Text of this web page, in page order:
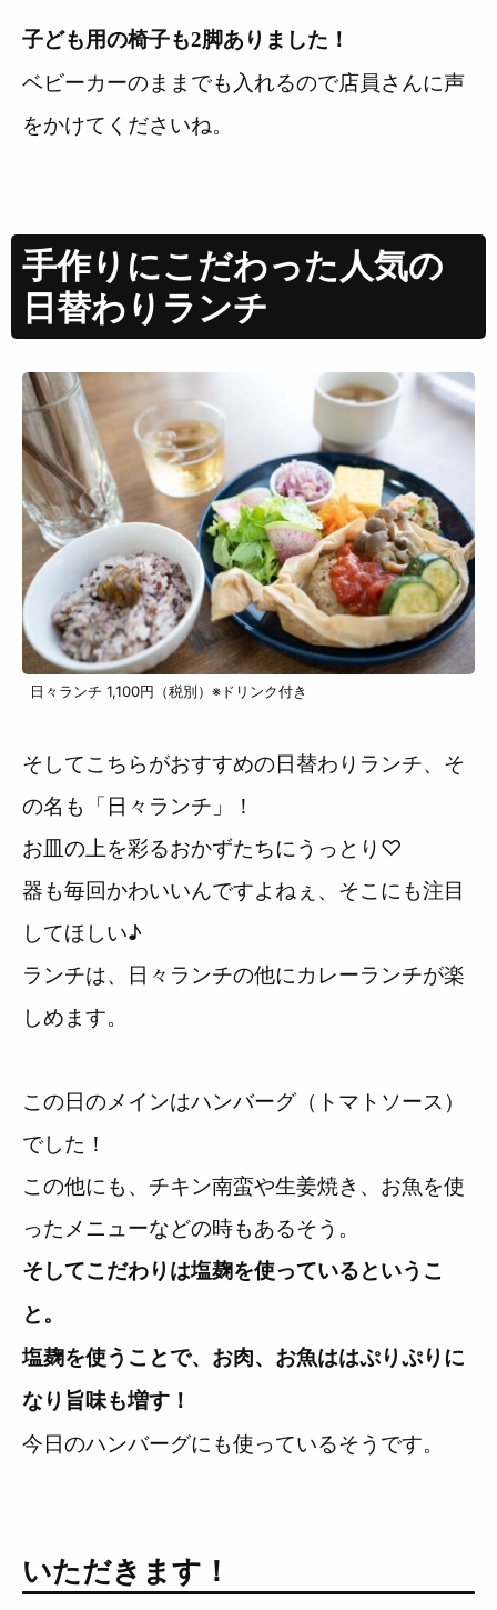
子ども用の椅子も2脚ありました！
ベビーカーのままでも入れるので店員さんに声
をかけてくださいね。
手作りにこだわった人気の
日替わりランチ
日々ランチ 1,100円（税別）※ドリンク付き
そしてこちらがおすすめの日替わりランチ、そ
の名も「日々ランチ」！
お皿の上を彩るおかずたちにうっとり♡
器も毎回かわいいんですよねぇ、そこにも注目
してほしい♪
ランチは、日々ランチの他にカレーランチが楽
しめます。
この日のメインはハンバーグ（トマトソース）
でした！
この他にも、チキン南蛮や生姜焼き、お魚を使
ったメニューなどの時もあるそう。
そしてこだわりは塩麹を使っているというこ
と。
塩麹を使うことで、お肉、お魚ははぷりぷりに
なり旨味も増す！
今日のハンバーグにも使っているそうです。
いただきます！